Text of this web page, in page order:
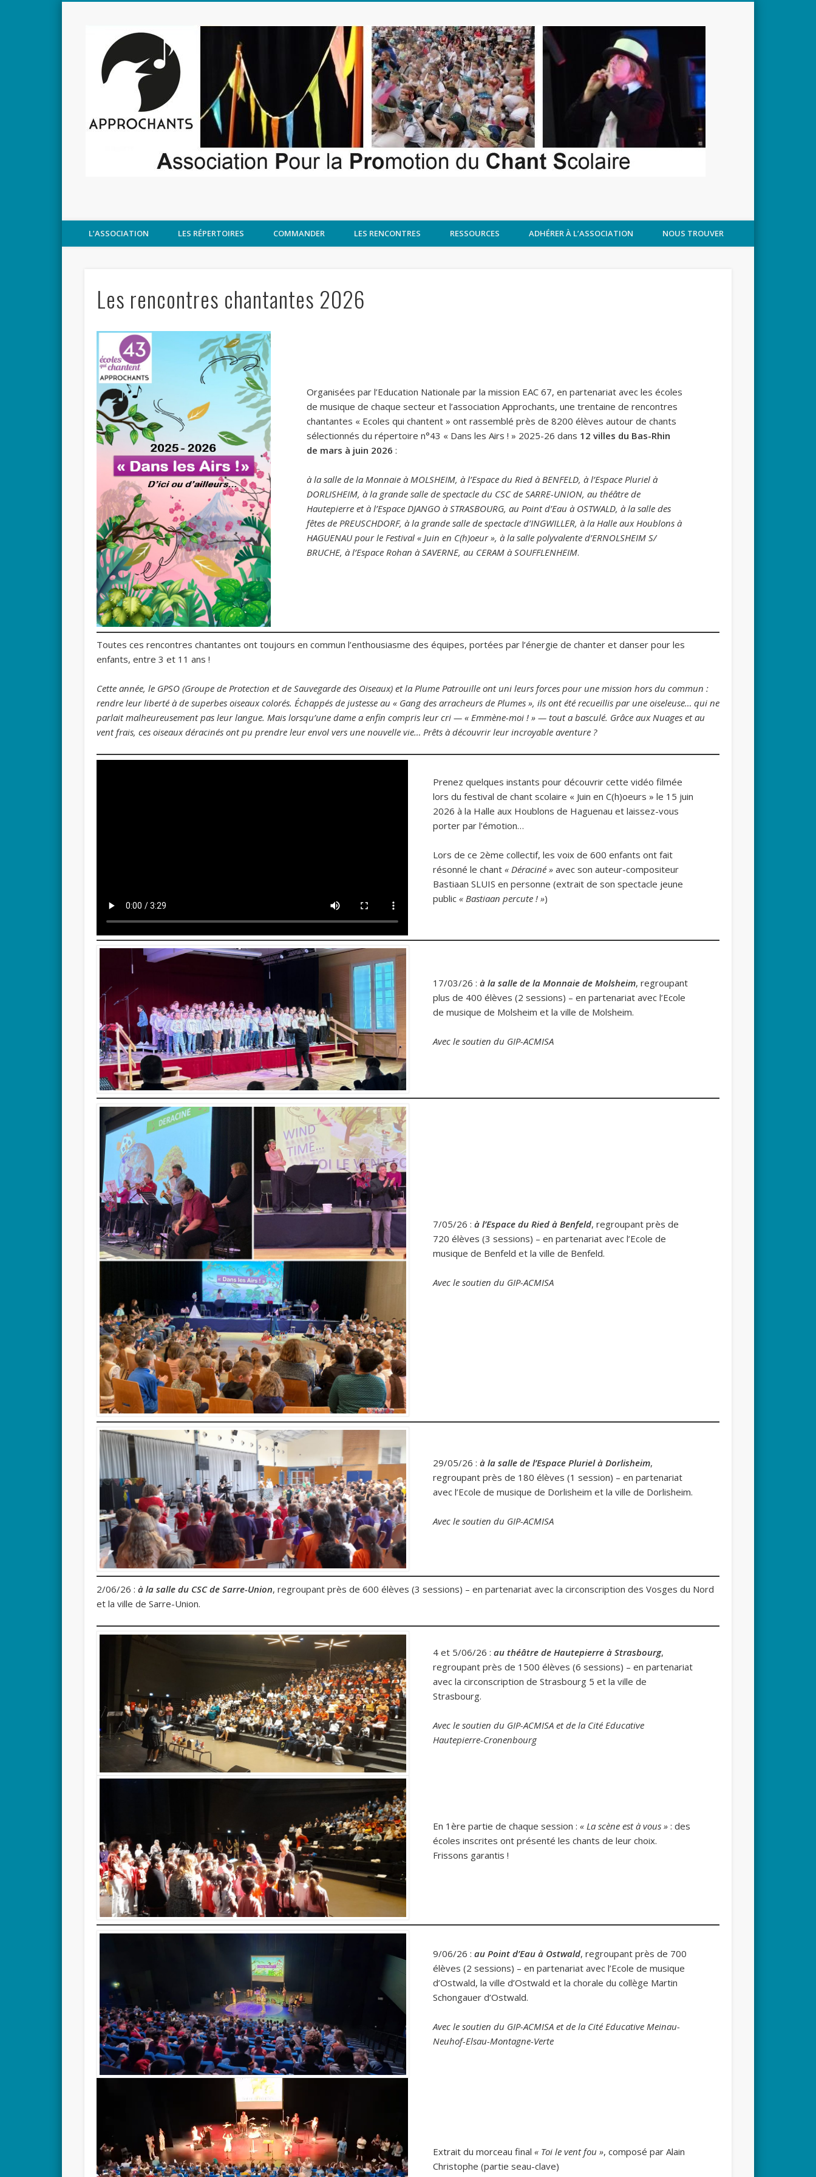
L’ASSOCIATION LES RÉPERTOIRES COMMANDER LES RENCONTRES RESSOURCES ADHÉRER À L’ASSOCIATION NOUS TROUVER
Les rencontres chantantes 2026
Organisées par l’Education Nationale par la mission EAC 67, en partenariat avec les écoles
de musique de chaque secteur et l’association Approchants, une trentaine de rencontres
chantantes « Ecoles qui chantent » ont rassemblé près de 8200 élèves autour de chants
sélectionnés du répertoire n°43 « Dans les Airs ! » 2025-26 dans 12 villes du Bas-Rhin
de mars à juin 2026 :
à la salle de la Monnaie à MOLSHEIM, à l’Espace du Ried à BENFELD, à l’Espace Pluriel à
DORLISHEIM, à la grande salle de spectacle du CSC de SARRE-UNION, au théâtre de
Hautepierre et à l’Espace DJANGO à STRASBOURG, au Point d’Eau à OSTWALD, à la salle des
fêtes de PREUSCHDORF, à la grande salle de spectacle d’INGWILLER, à la Halle aux Houblons à
HAGUENAU pour le Festival « Juin en C(h)oeur », à la salle polyvalente d’ERNOLSHEIM S/
BRUCHE, à l’Espace Rohan à SAVERNE, au CERAM à SOUFFLENHEIM.
Toutes ces rencontres chantantes ont toujours en commun l’enthousiasme des équipes, portées par l’énergie de chanter et danser pour les
enfants, entre 3 et 11 ans !
Cette année, le GPSO (Groupe de Protection et de Sauvegarde des Oiseaux) et la Plume Patrouille ont uni leurs forces pour une mission hors du commun :
rendre leur liberté à de superbes oiseaux colorés. Échappés de justesse au « Gang des arracheurs de Plumes », ils ont été recueillis par une oiseleuse… qui ne
parlait malheureusement pas leur langue. Mais lorsqu’une dame a enfin compris leur cri — « Emmène-moi ! » — tout a basculé. Grâce aux Nuages et au
vent frais, ces oiseaux déracinés ont pu prendre leur envol vers une nouvelle vie… Prêts à découvrir leur incroyable aventure ?
Prenez quelques instants pour découvrir cette vidéo filmée
lors du festival de chant scolaire « Juin en C(h)oeurs » le 15 juin
2026 à la Halle aux Houblons de Haguenau et laissez-vous
porter par l’émotion…
Lors de ce 2ème collectif, les voix de 600 enfants ont fait
résonné le chant« Déraciné » avec son auteur-compositeur
Bastiaan SLUIS en personne (extrait de son spectacle jeune
public« Bastiaan percute ! »)
17/03/26 :à la salle de la Monnaie de Molsheim, regroupant
plus de 400 élèves (2 sessions) – en partenariat avec l’Ecole
de musique de Molsheim et la ville de Molsheim.
Avec le soutien du GIP-ACMISA
7/05/26 :à l’Espace du Ried à Benfeld, regroupant près de
720 élèves (3 sessions) – en partenariat avec l’Ecole de
musique de Benfeld et la ville de Benfeld.
Avec le soutien du GIP-ACMISA
29/05/26 :à la salle de l’Espace Pluriel à Dorlisheim,
regroupant près de 180 élèves (1 session) – en partenariat
avec l’Ecole de musique de Dorlisheim et la ville de Dorlisheim.
Avec le soutien du GIP-ACMISA
2/06/26 : à la salle du CSC de Sarre-Union, regroupant près de 600 élèves (3 sessions) – en partenariat avec la circonscription des Vosges du Nord
et la ville de Sarre-Union.
4 et 5/06/26 :au théâtre de Hautepierre à Strasbourg,
regroupant près de 1500 élèves (6 sessions) – en partenariat
avec la circonscription de Strasbourg 5 et la ville de
Strasbourg.
Avec le soutien du GIP-ACMISA et de la Cité Educative
Hautepierre-Cronenbourg
En 1ère partie de chaque session :« La scène est à vous » : des
écoles inscrites ont présenté les chants de leur choix.
Frissons garantis !
9/06/26 :au Point d’Eau à Ostwald, regroupant près de 700
élèves (2 sessions) – en partenariat avec l’Ecole de musique
d’Ostwald, la ville d’Ostwald et la chorale du collège Martin
Schongauer d’Ostwald.
Avec le soutien du GIP-ACMISA et de la Cité Educative Meinau-
Neuhof-Elsau-Montagne-Verte
Extrait du morceau final« Toi le vent fou », composé par Alain
Christophe (partie seau-clave)